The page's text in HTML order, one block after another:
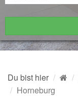
Du bist hier
Horneburg